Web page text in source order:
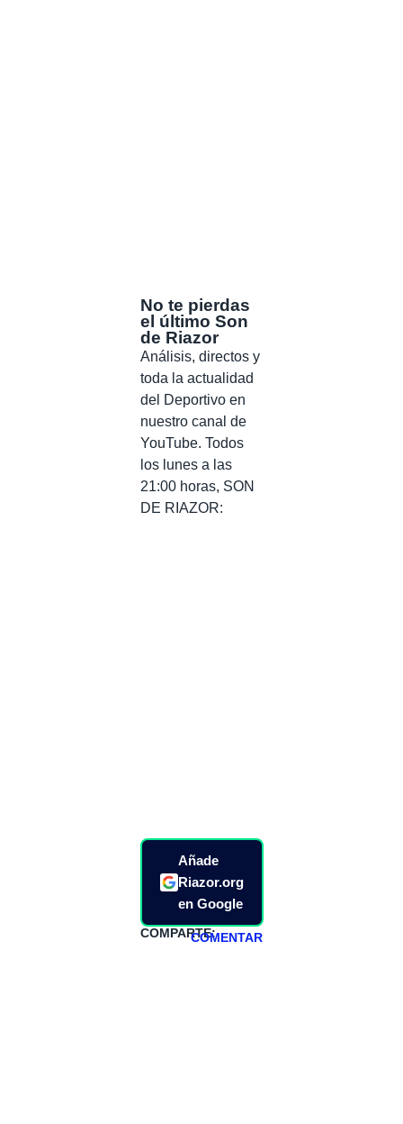
No te pierdas
el último Son
de Riazor
Análisis, directos y
toda la actualidad
del Deportivo en
nuestro canal de
YouTube. Todos
los lunes a las
21:00 horas, SON
DE RIAZOR:
Añade
Riazor.org
en Google
COMPARTE:COMENTAR